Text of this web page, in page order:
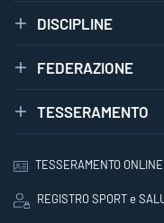
DISCIPLINE
FEDERAZIONE
TESSERAMENTO
TESSERAMENTO ONLINE
REGISTRO SPORT e